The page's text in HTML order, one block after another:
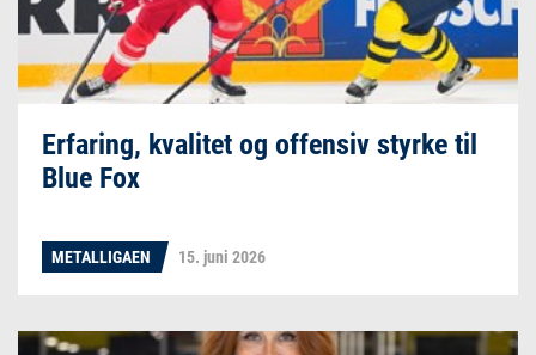
Erfaring, kvalitet og offensiv styrke til
Blue Fox
METALLIGAEN 15. juni 2026